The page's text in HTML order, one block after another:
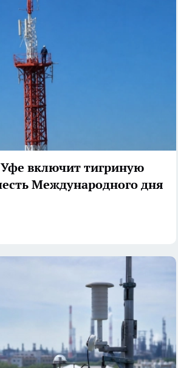
включит тигриную
Международного дня